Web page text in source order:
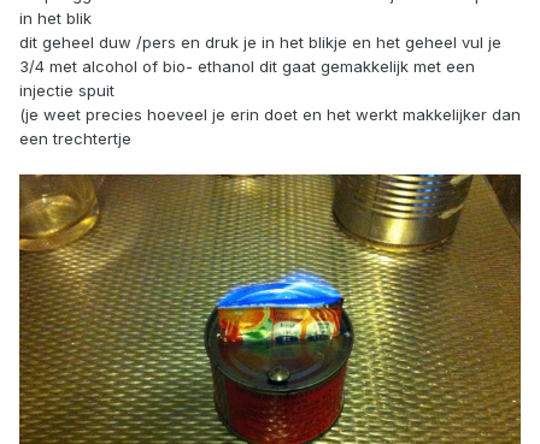
in het blik
dit geheel duw /pers en druk je in het blikje en het geheel vul je
3/4 met alcohol of bio- ethanol dit gaat gemakkelijk met een
injectie spuit
(je weet precies hoeveel je erin doet en het werkt makkelijker dan
een trechtertje